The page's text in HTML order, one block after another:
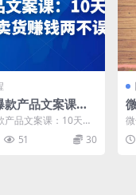
产品文案课：1
粉，卖货赚
产品文案课：10天涨
卖货赚钱两不误 课程
元...
51 30